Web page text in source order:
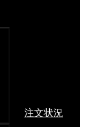
注文状況